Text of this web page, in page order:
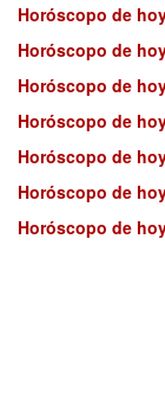
Horóscopo de
Horóscopo de
Horóscopo de
Horóscopo de
Horóscopo de
Horóscopo de
Horóscopo de